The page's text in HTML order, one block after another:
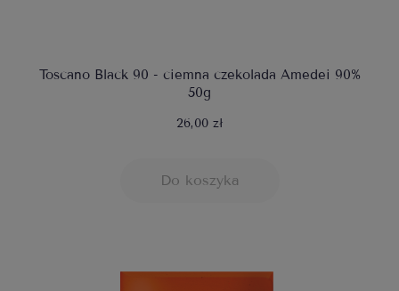
Toscano Black 90 - ciemna czekolada Amedei 90%
50g
26,00 zł
Do koszyka